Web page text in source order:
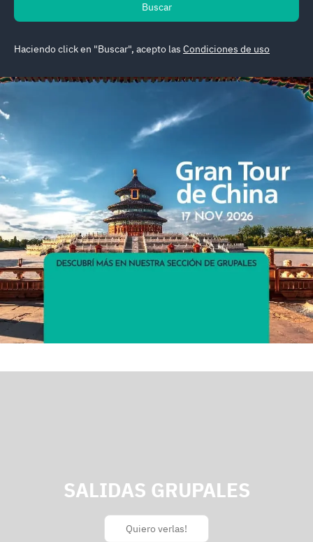
Buscar
Haciendo click en "Buscar", acepto las Condiciones de uso
SALIDAS GRUPALES
Quiero verlas!